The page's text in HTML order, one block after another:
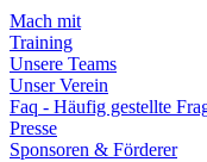
Mach mit
Training
Unsere Teams
Unser Verein
Faq - Häufig gestellte
Presse
Sponsoren & Förderer